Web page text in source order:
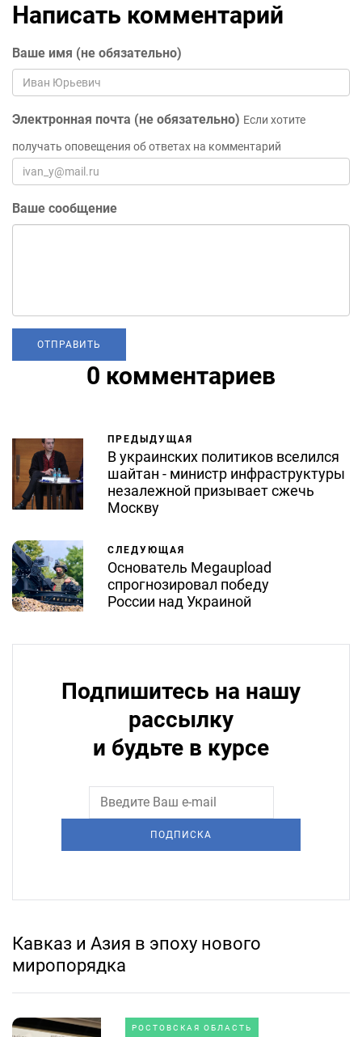
Написать комментарий
Ваше имя (не обязательно)
Электронная почта (не обязательно) Если хотите
получать оповещения об ответах на комментарий
Ваше сообщение
0 комментариев
ПРЕДЫДУЩАЯ
В украинских политиков вселился
шайтан - министр инфраструктуры
незалежной призывает сжечь
Москву
СЛЕДУЮЩАЯ
Основатель Megaupload
спрогнозировал победу
России над Украиной
Подпишитесь на нашу
рассылку
и будьте в курсе
ПОДПИСКА
Кавказ и Азия в эпоху нового
миропорядка
РОСТОВСКАЯ ОБЛАСТЬ